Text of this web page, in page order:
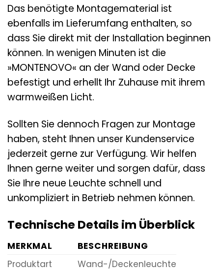
Das benötigte Montagematerial ist
ebenfalls im Lieferumfang enthalten, so
dass Sie direkt mit der Installation beginnen
können. In wenigen Minuten ist die
»MONTENOVO« an der Wand oder Decke
befestigt und erhellt Ihr Zuhause mit ihrem
warmweißen Licht.
Sollten Sie dennoch Fragen zur Montage
haben, steht Ihnen unser Kundenservice
jederzeit gerne zur Verfügung. Wir helfen
Ihnen gerne weiter und sorgen dafür, dass
Sie Ihre neue Leuchte schnell und
unkompliziert in Betrieb nehmen können.
Technische Details im Überblick
MERKMAL
BESCHREIBUNG
Produktart
Wand-/Deckenleuchte